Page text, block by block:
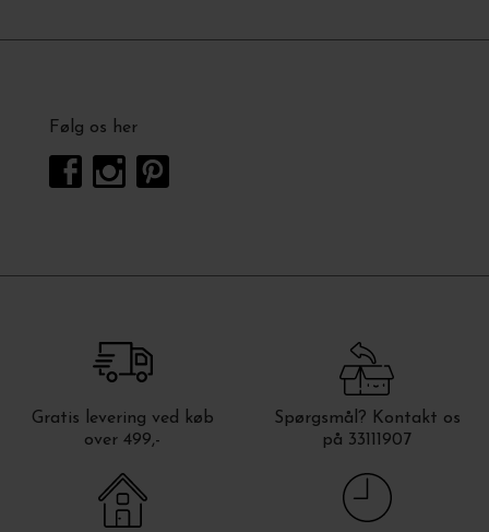
Følg os her
Gratis levering ved køb
over 499,-
Spørgsmål? Kontakt os
på 33111907